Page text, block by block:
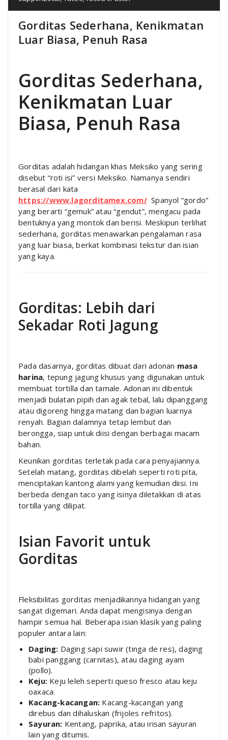
Gorditas Sederhana, Kenikmatan
Luar Biasa, Penuh Rasa
Gorditas Sederhana,
Kenikmatan Luar
Biasa, Penuh Rasa
Gorditas adalah hidangan khas Meksiko yang sering
disebut “roti isi” versi Meksiko. Namanya sendiri
berasal dari kata
https://www.lagorditamex.com/Spanyol “gordo”
yang berarti “gemuk” atau “gendut”, mengacu pada
bentuknya yang montok dan berisi. Meskipun terlihat
sederhana, gorditas menawarkan pengalaman rasa
yang luar biasa, berkat kombinasi tekstur dan isian
yang kaya.
Gorditas: Lebih dari
Sekadar Roti Jagung
Pada dasarnya, gorditas dibuat dari adonan masa
harina, tepung jagung khusus yang digunakan untuk
membuat tortilla dan tamale. Adonan ini dibentuk
menjadi bulatan pipih dan agak tebal, lalu dipanggang
atau digoreng hingga matang dan bagian luarnya
renyah. Bagian dalamnya tetap lembut dan
berongga, siap untuk diisi dengan berbagai macam
bahan.
Keunikan gorditas terletak pada cara penyajiannya.
Setelah matang, gorditas dibelah seperti roti pita,
menciptakan kantong alami yang kemudian diisi. Ini
berbeda dengan taco yang isinya diletakkan di atas
tortilla yang dilipat.
Isian Favorit untuk
Gorditas
Fleksibilitas gorditas menjadikannya hidangan yang
sangat digemari. Anda dapat mengisinya dengan
hampir semua hal. Beberapa isian klasik yang paling
populer antara lain:
Daging: Daging sapi suwir (tinga de res), daging
babi panggang (carnitas), atau daging ayam
(pollo).
Keju: Keju leleh seperti queso fresco atau keju
oaxaca.
Kacang-kacangan: Kacang-kacangan yang
direbus dan dihaluskan (frijoles refritos).
Sayuran: Kentang, paprika, atau irisan sayuran
lain yang ditumis.